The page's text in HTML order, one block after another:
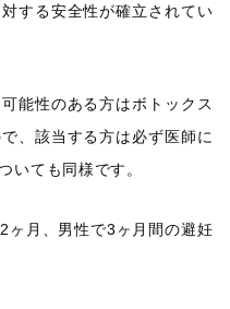
する安全性が確立されてい
能性のある方はボトックス
、該当する方は必ず医師に
いても同様です。
ヶ月、男性で3ヶ月間の避妊